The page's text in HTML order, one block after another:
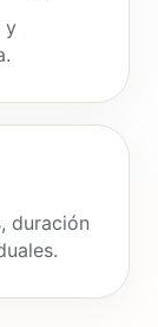
y
duración